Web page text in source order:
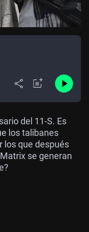
del 11-S. Es
los talibanes
los que después
se generan